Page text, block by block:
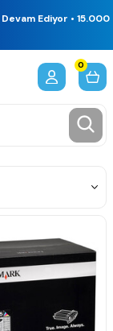
Ediyor • 15.000
0